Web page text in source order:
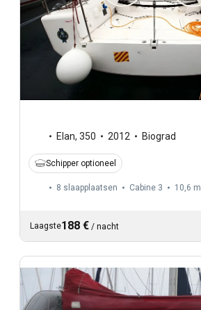
Elan, 350 2012 Biograd
Schipper optioneel
8 slaapplaatsen Cabine 3 10,6 m
Laagste188 € / nacht